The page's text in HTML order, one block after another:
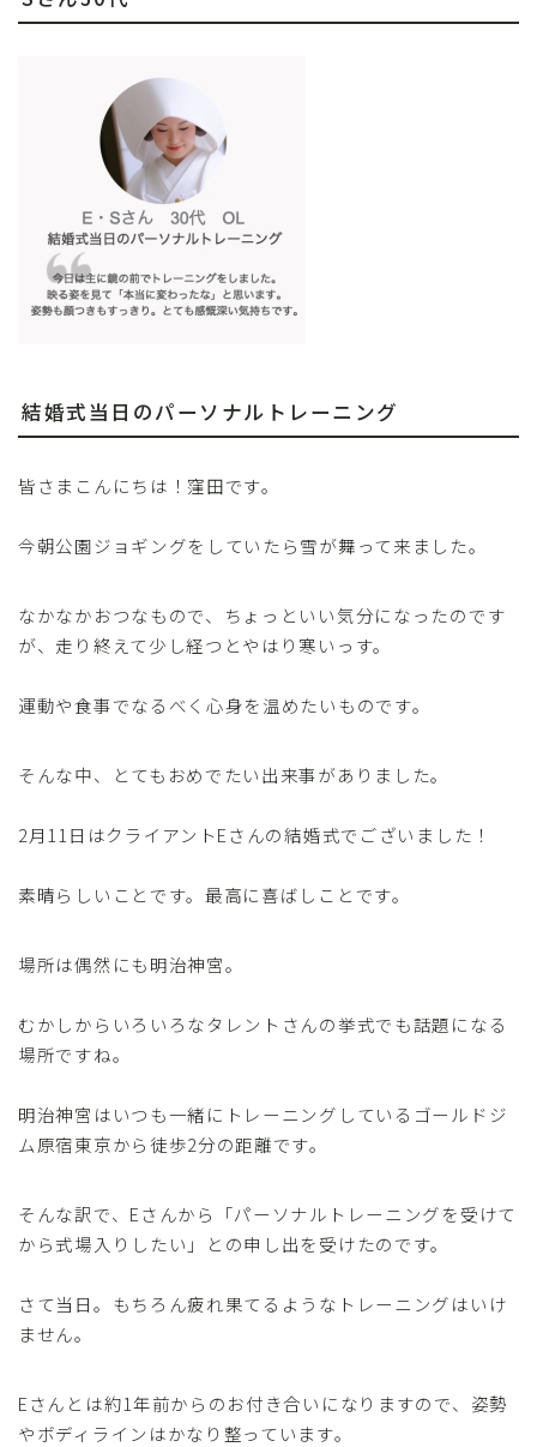
結婚式当日のパーソナルトレーニング
皆さまこんにちは！窪田です。
今朝公園ジョギングをしていたら雪が舞って来ました。
なかなかおつなもので、ちょっといい気分になったのです
が、走り終えて少し経つとやはり寒いっす。
運動や食事でなるべく心身を温めたいものです。
そんな中、とてもおめでたい出来事がありました。
2月11日はクライアントEさんの結婚式でございました！
素晴らしいことです。最高に喜ばしことです。
場所は偶然にも明治神宮。
むかしからいろいろなタレントさんの挙式でも話題になる
場所ですね。
明治神宮はいつも一緒にトレーニングしているゴールドジ
ム原宿東京から徒歩2分の距離です。
そんな訳で、Eさんから「パーソナルトレーニングを受けて
から式場入りしたい」との申し出を受けたのです。
さて当日。もちろん疲れ果てるようなトレーニングはいけ
ません。
Eさんとは約1年前からのお付き合いになりますので、姿勢
やボディラインはかなり整っています。